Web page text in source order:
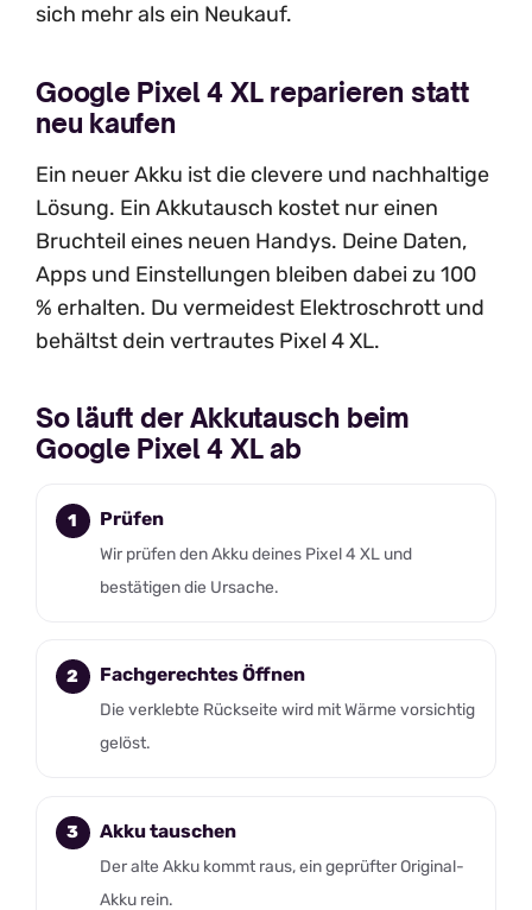
sich mehr als ein Neukauf.
Google Pixel 4 XL reparieren statt
neu kaufen
Ein neuer Akku ist die clevere und nachhaltige
Lösung. Ein Akkutausch kostet nur einen
Bruchteil eines neuen Handys. Deine Daten,
Apps und Einstellungen bleiben dabei zu 100
% erhalten. Du vermeidest Elektroschrott und
behältst dein vertrautes Pixel 4 XL.
So läuft der Akkutausch beim
Google Pixel 4 XL ab
Prüfen
Wir prüfen den Akku deines Pixel 4 XL und
bestätigen die Ursache.
Fachgerechtes Öffnen
Die verklebte Rückseite wird mit Wärme vorsichtig
gelöst.
Akku tauschen
Der alte Akku kommt raus, ein geprüfter Original-
Akku rein.